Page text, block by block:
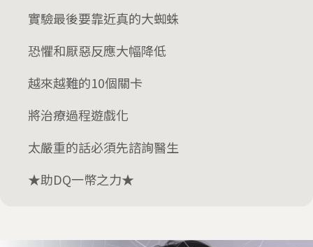
實驗最後要靠近真的大蜘蛛
恐懼和厭惡反應大幅降低
越來越難的10個關卡
將治療過程遊戲化
太嚴重的話必須先諮詢醫生
★助DQ一幣之力★